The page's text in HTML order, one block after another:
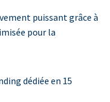
puissant grâce à
pour la
dédiée en 15